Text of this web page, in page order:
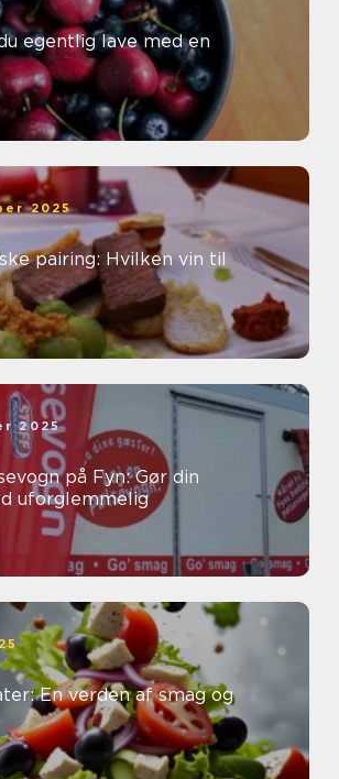
egentlig lave med en
2025
pairing: Hvilken vin til
2025
på Fyn: Gør din
uforglemmelig
En verden af smag og